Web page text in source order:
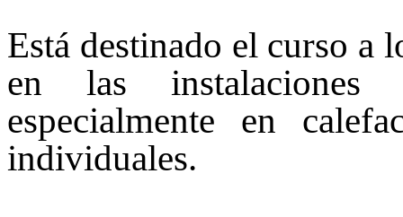
Está destinado el curso a
en las
especialmente en
individuales.